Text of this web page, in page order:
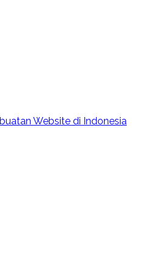
Website di Indonesia